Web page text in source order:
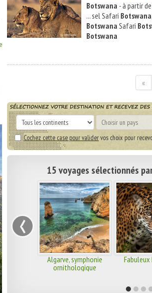
Botswana - à partir
... sel Safari
Botswana Safari
Botswana
«
Cochez cette case pour validervos choix pour
15 voyages sélectionnés
Algarve, symphonie
ornithologique
‹